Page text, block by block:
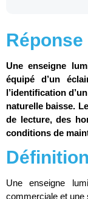
Une enseigne
équipé d’un
l’identification
naturelle baisse.
de lecture, des
conditions de
Définition
Une enseigne
commerciale et une